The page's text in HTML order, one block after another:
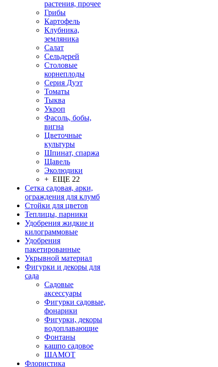
растения, прочее
Грибы
Картофель
Клубника,
земляника
Салат
Сельдерей
Столовые
корнеплоды
Серия Дуэт
Томаты
Тыква
Укроп
Фасоль, бобы,
вигна
Цветочные
культуры
Шпинат, спаржа
Щавель
Эколюдики
+ ЕЩЕ 22
Сетка садовая, арки,
ограждения для клумб
Стойки для цветов
Теплицы, парники
Удобрения жидкие и
килограммовые
Удобрения
пакетированные
Укрывной материал
Фигурки и декоры для
сада
Садовые
аксессуары
Фигурки садовые,
фонарики
Фигурки, декоры
водоплавающие
Фонтаны
кашпо садовое
ШАМОТ
Флористика